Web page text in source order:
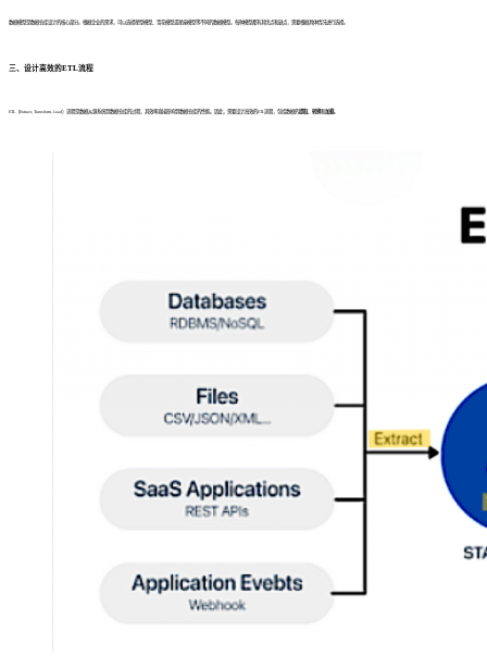
数据模型是数据仓库设计的核心部分。根据企业的需求，可以选择星型模型、雪花模型或星座模型等不同的数据模型。每种模型都有其优点和缺点，需要根据具体情况进行选择。
三、设计高效的ETL流程
ETL（Extract, Transform, Load）流程是数据从源系统到数据仓库的过程，其效率直接影响到数据仓库的性能。因此，需要设计高效的ETL流程，包括数据的 提取、 转换 和 加载。